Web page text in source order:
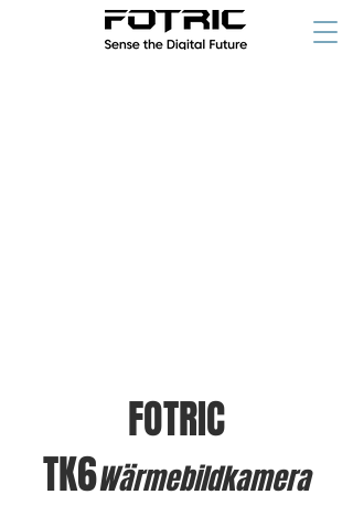
FOTRIC
TK6Wärmebildkamera